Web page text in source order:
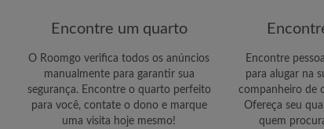
Encontre um quarto
O Roomgo verifica todos os anúncios
manualmente para garantir sua
segurança. Encontre o quarto perfeito
para você, contate o dono e marque
uma visita hoje mesmo!
Encontre
para alugar na
companheiro de
Ofereça seu
quem